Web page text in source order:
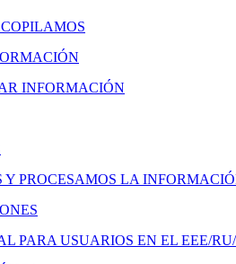
INFORMACIÓN
PROCESAMOS LA
PARA USUARIOS EN EL EEE/